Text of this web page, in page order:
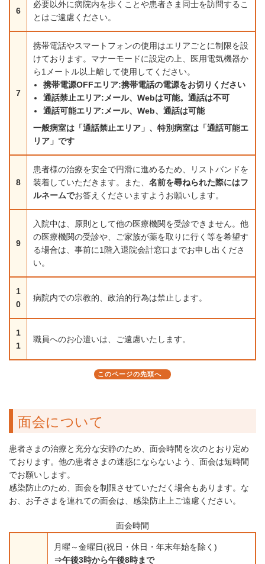
6
必要以外に病院内を歩くことや患者さま同士を訪問するこ
とはご遠慮ください。
7
携帯電話やスマートフォンの使用はエリアごとに制限を設
けております。マナーモードに設定の上、医用電気機器か
ら1メートル以上離して使用してください。
携帯電源OFFエリア:携帯電話の電源をお切りください
通話禁止エリア:メール、Webは可能。通話は不可
通話可能エリア:メール、Web、通話は可能
一般病室は「通話禁止エリア」、特別病室は「通話可能エ
リア」です
8
患者様の治療を安全で円滑に進めるため、リストバンドを
装着していただきます。また、 名前を尋ねられた際にはフ
ルネームでお答えくださいますようお願いします。
9
入院中は、原則として他の医療機関を受診できません。他
の医療機関の受診や、ご家族が薬を取りに行く等を希望す
る場合は、事前に1階入退院会計窓口までお申し出くださ
い。
1
0
病院内での宗教的、政治的行為は禁止します。
1
1
職員へのお心遣いは、ご遠慮いたします。
このページの先頭へ
面会について
患者さまの治療と充分な安静のため、面会時間を次のとおり定め
ております。他の患者さまの迷惑にならないよう、面会は短時間
でお願いします。
感染防止のため、面会を制限させていただく場合もあります。な
お、お子さまを連れての面会は、感染防止上ご遠慮ください。
面会時間
月曜～金曜日(祝日・休日・年末年始を除く)
⇒午後3時から午後8時まで